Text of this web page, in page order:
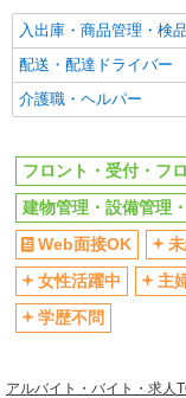
禁煙・分煙
同じ職種から求人を
フロント・受付・フ
清掃・警
建物管理・設備管理
同じ特徴から求人を
未経験歓迎
上場企業・上場企業の
入出庫・商品管理・検
配送・配達ドライバー
介護職・ヘルパー
フロント・受付・フ
建物管理・設備管理
Web面接OK
女性活躍中
主
学歴不問
アルバイト・バイト・求人